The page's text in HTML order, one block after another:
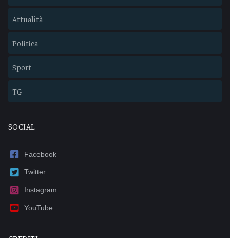
Attualità
Politica
Sport
TG
SOCIAL
Facebook
Twitter
Instagram
YouTube